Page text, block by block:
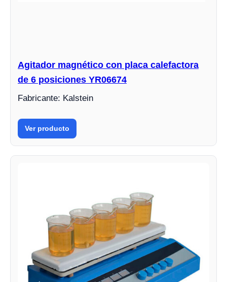
Agitador magnético con placa calefactora
de 6 posiciones YR06674
Fabricante: Kalstein
Ver producto